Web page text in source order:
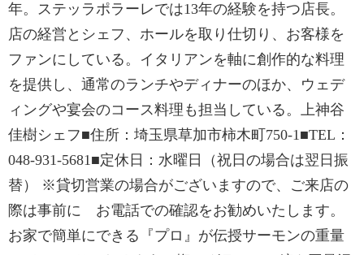
年。ステッラポラーレでは13年の経験を持つ店長。
店の経営とシェフ、ホールを取り仕切り、お客様を
ファンにしている。イタリアンを軸に創作的な料理
を提供し、通常のランチやディナーのほか、ウェデ
ィングや宴会のコース料理も担当している。上神谷
佳樹シェフ■住所：埼玉県草加市柿木町750-1■TEL：
048-931-5681■定休日：水曜日（祝日の場合は翌日振
替） ※貸切営業の場合がございますので、ご来店の
際は事前に お電話での確認をお勧めいたします。
お家で簡単にできる『プロ』が伝授サーモンの重量